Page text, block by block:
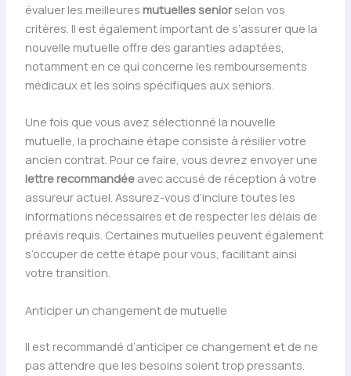
évaluer les meilleures mutuelles seniorselon vos
critères. Il est également important de s’assurer que la
nouvelle mutuelle offre des garanties adaptées,
notamment en ce qui concerne les remboursements
médicaux et les soins spécifiques aux seniors.
Une fois que vous avez sélectionné la nouvelle
mutuelle, la prochaine étape consiste à résilier votre
ancien contrat. Pour ce faire, vous devrez envoyer une
lettre recommandéeavec accusé de réception à votre
assureur actuel. Assurez-vous d’inclure toutes les
informations nécessaires et de respecter les délais de
préavis requis. Certaines mutuelles peuvent également
s’occuper de cette étape pour vous, facilitant ainsi
votre transition.
Anticiper un changement de mutuelle
Il est recommandé d’anticiper ce changement et de ne
pas attendre que les besoins soient trop pressants.